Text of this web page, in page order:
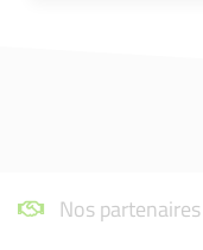
Nos partenaires